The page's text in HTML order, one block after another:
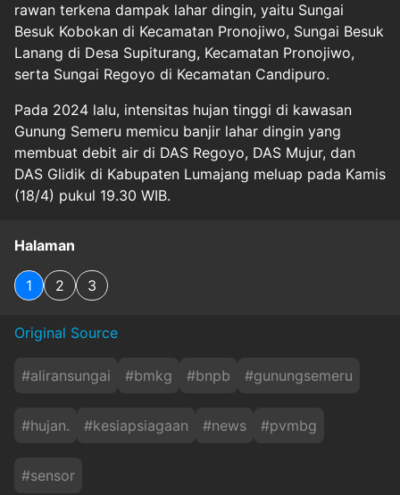
rawan terkena dampak lahar dingin, yaitu Sungai
Besuk Kobokan di Kecamatan Pronojiwo, Sungai Besuk
Lanang di Desa Supiturang, Kecamatan Pronojiwo,
serta Sungai Regoyo di Kecamatan Candipuro.
Pada 2024 lalu, intensitas hujan tinggi di kawasan
Gunung Semeru memicu banjir lahar dingin yang
membuat debit air di DAS Regoyo, DAS Mujur, dan
DAS Glidik di Kabupaten Lumajang meluap pada Kamis
(18/4) pukul 19.30 WIB.
Halaman
1 2 3
Original Source
#aliransungai #bmkg #bnpb #gunungsemeru
#hujan. #kesiapsiagaan #news #pvmbg
#sensor